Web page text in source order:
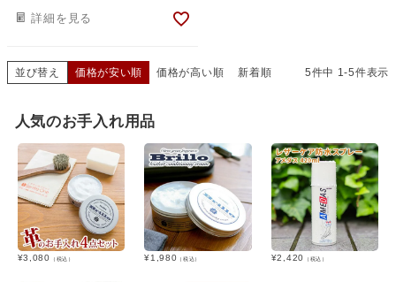
詳細を見る
並び替え 価格が安い順 価格が高い順 新着順 5件中 1-5件表示
人気のお手入れ用品
¥3,080 （税込） ¥1,980 （税込） ¥2,420 （税込）